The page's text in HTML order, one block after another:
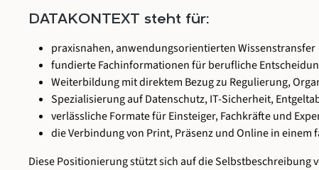
DATAKONTEXT steht für:
praxisnahen, anwendungsorientierten Wissenstransfer
fundierte Fachinformationen für berufliche
Weiterbildung mit direktem Bezug zu Regulierung,
Spezialisierung auf Datenschutz, IT-Sicherheit,
verlässliche Formate für Einsteiger, Fachkräfte und
die Verbindung von Print, Präsenz und Online in
Diese Positionierung stützt sich auf die Selbstbeschreibung